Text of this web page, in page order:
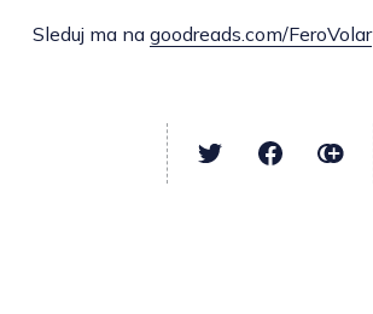
Sleduj ma na goodreads.com/FeroVolar